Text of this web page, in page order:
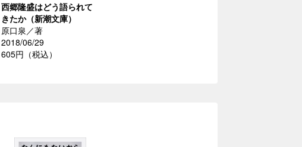
西郷隆盛はどう語られて
きたか（新潮文庫）
原口泉／著
2018/06/29
605円（税込）